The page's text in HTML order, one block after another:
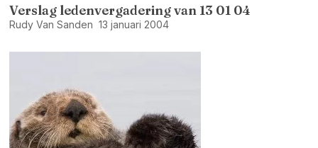
Verslag ledenvergadering van 13 01 04
Rudy Van Sanden 13 januari 2004